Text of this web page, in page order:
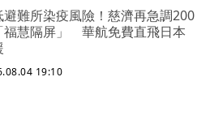
避難所染疫風險！慈濟再急調200
福慧隔屏」 華航免費直飛日本
19:10